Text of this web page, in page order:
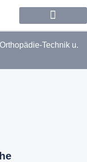
Technik u.